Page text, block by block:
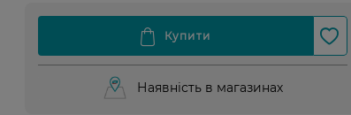
Наявність в магазинах